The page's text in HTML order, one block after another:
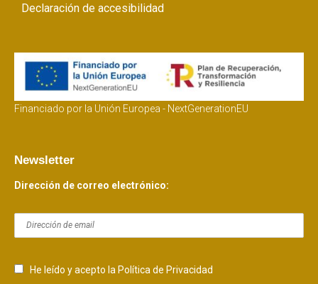
Declaración de accesibilidad
Financiado por la Unión Europea - NextGenerationEU
Newsletter
Dirección de correo electrónico:
He leído y acepto la Política de Privacidad